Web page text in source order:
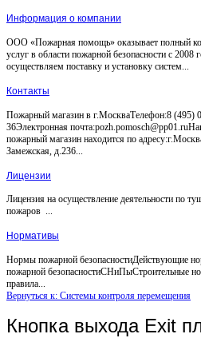
Информация о компании
ООО «Пожарная помощь» оказывает полный
услуг в области пожарной безопасности с 2008
осуществляем поставку и установку систем...
Контакты
Пожарный магазин в г.МоскваТелефон:8 (495)
36Электронная
пожарный магазин находится по
Замежская, д.236...
Лицензии
Лицензия на осуществление деятельности по
пожаров ...
Нормативы
Нормы пожарной безопасностиДействующие
пожарной безопасностиСНиПыСтроительные
правила...
Вернуться к: Системы контроля перемещения
Кнопка выхода Exit